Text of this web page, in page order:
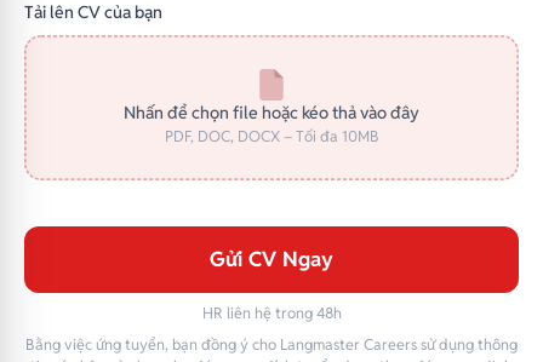
Tải lên CV của bạn
Nhấn để chọn file hoặc kéo thả vào đây
PDF, DOC, DOCX – Tối đa 10MB
Gửi CV Ngay
HR liên hệ trong 48h
Bằng việc ứng tuyển, bạn đồng ý cho Langmaster Careers sử dụng thông